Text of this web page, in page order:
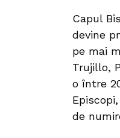
Capul
devine
pe mai
Trujillo,
o între
de